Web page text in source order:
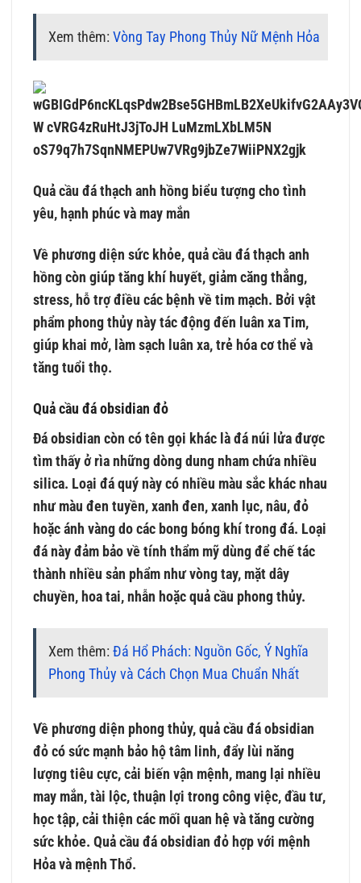
Xem thêm:Vòng Tay Phong Thủy Nữ Mệnh Hỏa
Quả cầu đá thạch anh hồng biểu tượng cho tình
yêu, hạnh phúc và may mắn
Về phương diện sức khỏe, quả cầu đá thạch anh
hồng còn giúp tăng khí huyết, giảm căng thẳng,
stress, hỗ trợ điều các bệnh về tim mạch. Bởi vật
phẩm phong thủy này tác động đến luân xa Tim,
giúp khai mở, làm sạch luân xa, trẻ hóa cơ thể và
tăng tuổi thọ.
Quả cầu đá obsidian đỏ
Đá obsidian còn có tên gọi khác là đá núi lửa được
tìm thấy ở rìa những dòng dung nham chứa nhiều
silica. Loại đá quý này có nhiều màu sắc khác nhau
như màu đen tuyền, xanh đen, xanh lục, nâu, đỏ
hoặc ánh vàng do các bong bóng khí trong đá. Loại
đá này đảm bảo về tính thẩm mỹ dùng để chế tác
thành nhiều sản phẩm như vòng tay, mặt dây
chuyền, hoa tai, nhẫn hoặc quả cầu phong thủy.
Xem thêm:Đá Hổ Phách: Nguồn Gốc, Ý Nghĩa
Phong Thủy và Cách Chọn Mua Chuẩn Nhất
Về phương diện phong thủy, quả cầu đá obsidian
đỏ có sức mạnh bảo hộ tâm linh, đẩy lùi năng
lượng tiêu cực, cải biến vận mệnh, mang lại nhiều
may mắn, tài lộc, thuận lợi trong công việc, đầu tư,
học tập, cải thiện các mối quan hệ và tăng cường
sức khỏe. Quả cầu đá obsidian đỏ hợp với mệnh
Hỏa và mệnh Thổ.